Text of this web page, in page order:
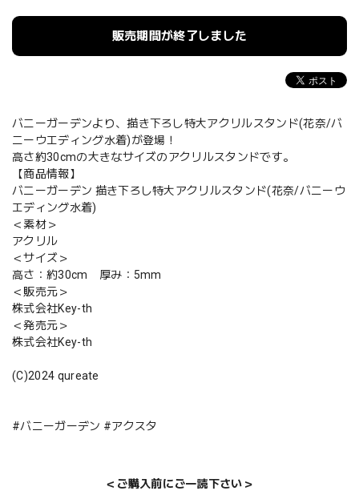
販売期間が終了しました
バニーガーデンより、描き下ろし特大アクリルスタンド(花奈/バ
ニーウエディング水着)が登場！
高さ約30cmの大きなサイズのアクリルスタンドです。
【商品情報】
バニーガーデン 描き下ろし特大アクリルスタンド(花奈/バニーウ
エディング水着)
＜素材＞
アクリル
＜サイズ＞
高さ：約30cm 厚み：5mm
＜販売元＞
株式会社Key-th
＜発売元＞
株式会社Key-th
(C)2024 qureate
#バニーガーデン #アクスタ
＜ご購入前にご一読下さい＞